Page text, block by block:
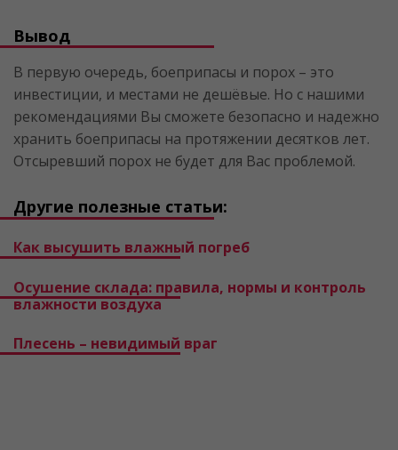
Вывод
В первую очередь, боеприпасы и порох – это
инвестиции, и местами не дешёвые. Но с нашими
рекомендациями Вы сможете безопасно и надежно
хранить боеприпасы на протяжении десятков лет.
Отсыревший порох не будет для Вас проблемой.
Другие полезные статьи:
Как высушить влажный погреб
Осушение склада: правила, нормы и контроль
влажности воздуха
Плесень – невидимый враг